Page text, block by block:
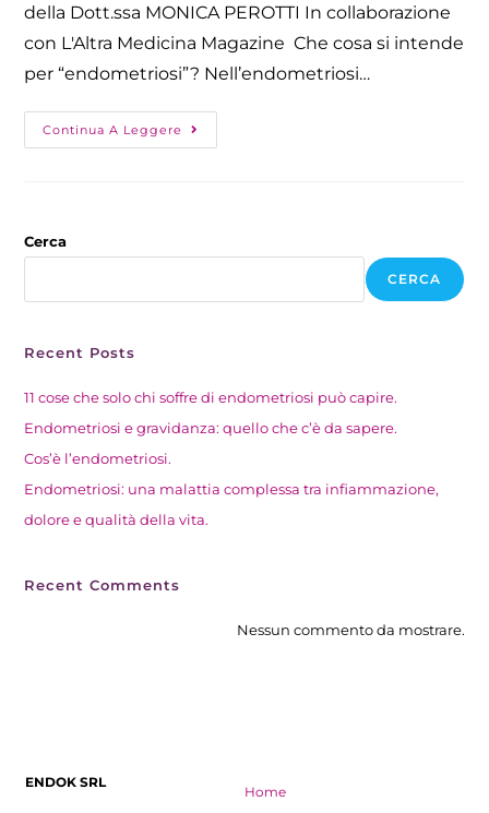
della Dott.ssa MONICA PEROTTI In collaborazione
con L'Altra Medicina Magazine Che cosa si intende
per “endometriosi”? Nell’endometriosi…
Continua A Leggere
Cerca
CERCA
Recent Posts
11 cose che solo chi soffre di endometriosi può capire.
Endometriosi e gravidanza: quello che c’è da sapere.
Cos’è l’endometriosi.
Endometriosi: una malattia complessa tra infiammazione,
dolore e qualità della vita.​
Recent Comments
Nessun commento da mostrare.
ENDOK SRL
Home